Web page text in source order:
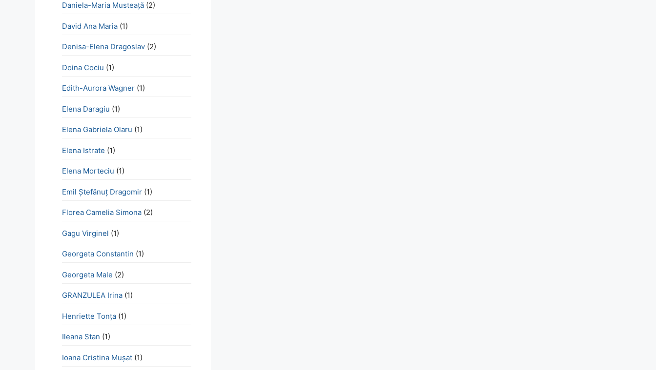
Daniela-Maria Musteață (2)
David Ana Maria (1)
Denisa-Elena Dragoslav (2)
Doina Cociu (1)
Edith-Aurora Wagner (1)
Elena Daragiu (1)
Elena Gabriela Olaru (1)
Elena Istrate (1)
Elena Morteciu (1)
Emil Ștefănuț Dragomir (1)
Florea Camelia Simona (2)
Gagu Virginel (1)
Georgeta Constantin (1)
Georgeta Male (2)
GRANZULEA Irina (1)
Henriette Tonţa (1)
Ileana Stan (1)
Ioana Cristina Mușat (1)